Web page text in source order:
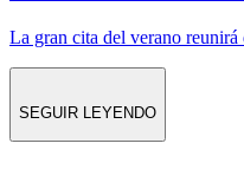
La gran cita del verano
SEGUIR LEYENDO